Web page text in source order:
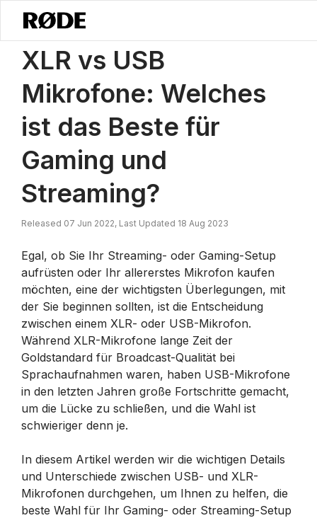
Nachrichten / XLR Vs USB Mikrofone: Welches Ist Das Beste Für
XLR vs USB
Mikrofone: Welches
ist das Beste für
Gaming und
Streaming?
Released 07 Jun 2022, Last Updated 18 Aug 2023
Egal, ob Sie Ihr Streaming- oder Gaming-Setup
aufrüsten oder Ihr allererstes Mikrofon kaufen
möchten, eine der wichtigsten Überlegungen, mit
der Sie beginnen sollten, ist die Entscheidung
zwischen einem XLR- oder USB-Mikrofon.
Während XLR-Mikrofone lange Zeit der
Goldstandard für Broadcast-Qualität bei
Sprachaufnahmen waren, haben USB-Mikrofone
in den letzten Jahren große Fortschritte gemacht,
um die Lücke zu schließen, und die Wahl ist
schwieriger denn je.
In diesem Artikel werden wir die wichtigen Details
und Unterschiede zwischen USB- und XLR-
Mikrofonen durchgehen, um Ihnen zu helfen, die
beste Wahl für Ihr Gaming- oder Streaming-Setup